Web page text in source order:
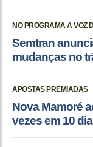
NO PROGRAMA A VOZ
Semtran
mudanças no
APOSTAS PREMIADAS
Nova Mamoré
vezes em 10